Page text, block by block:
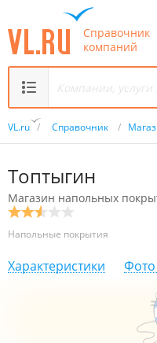
Справочник
компаний
VL.ru / Справочник /
Топтыгин
Магазин напольных
Напольные покрытия
Характеристики Фото